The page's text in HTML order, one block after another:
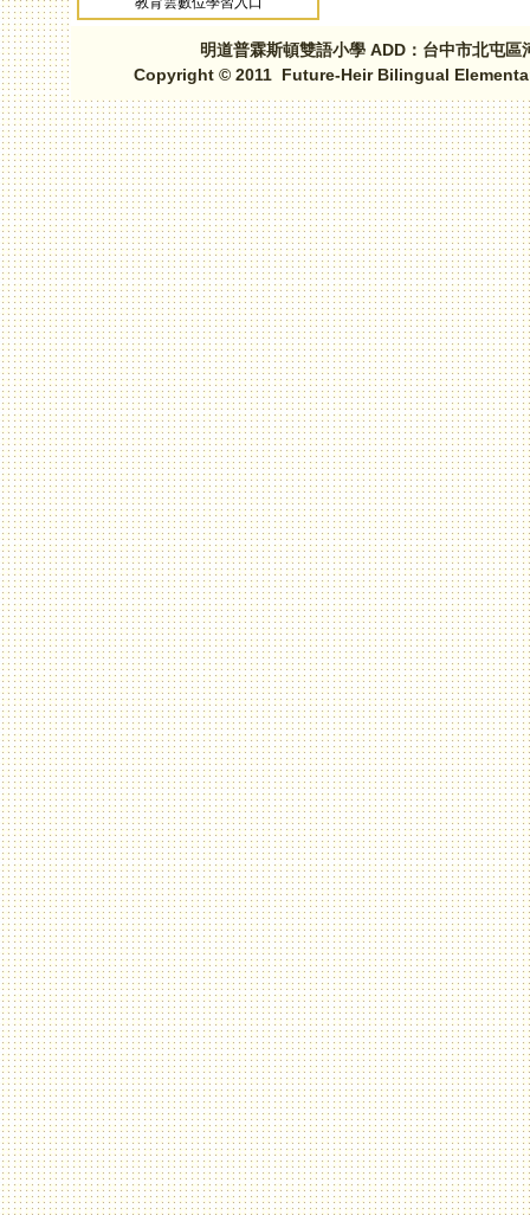
明道普霖斯頓雙語小學 ADD：台中市北屯
Copyright © 2011 Future-Heir Bilingual